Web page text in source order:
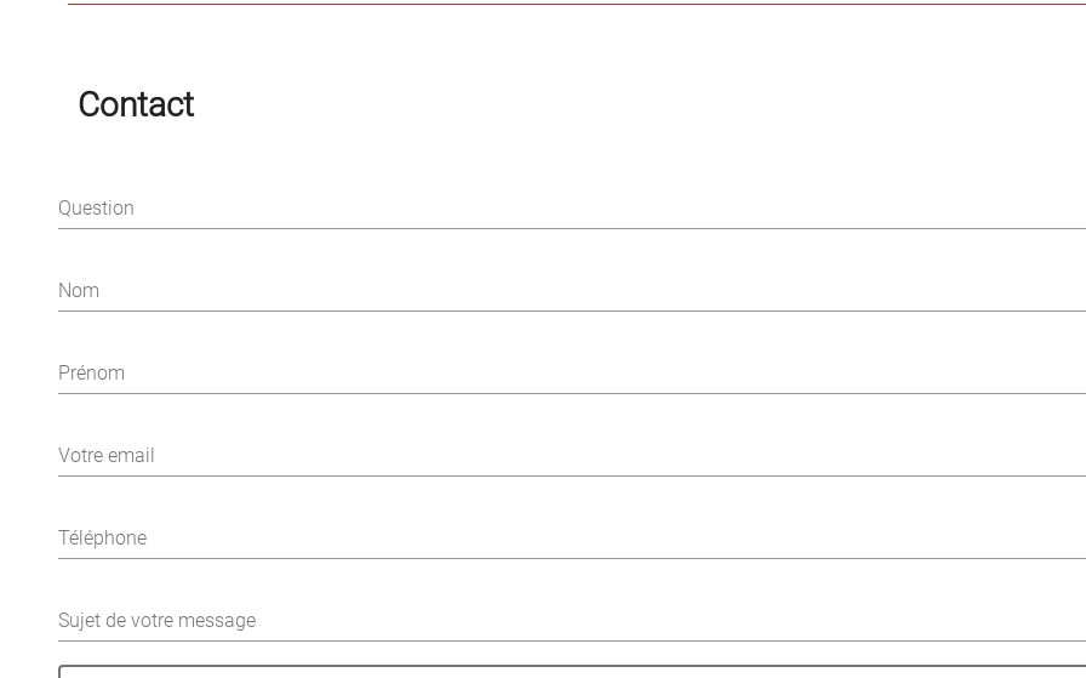
Contact
Question
Nom
Prénom
Votre email
Téléphone
Sujet de votre message